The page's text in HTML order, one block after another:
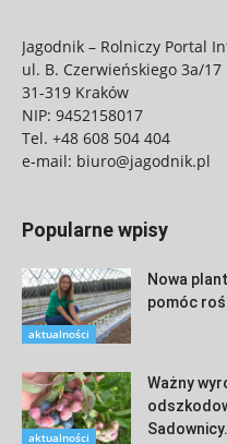
Jagodnik – Rolniczy Portal
ul. B. Czerwieńskiego 3a/17
31-319 Kraków
NIP: 9452158017
Tel. +48 608 504 404
e-mail: biuro@jagodnik.pl
Popularne wpisy
aktualności
Nowa
pomóc
aktualności
Ważny